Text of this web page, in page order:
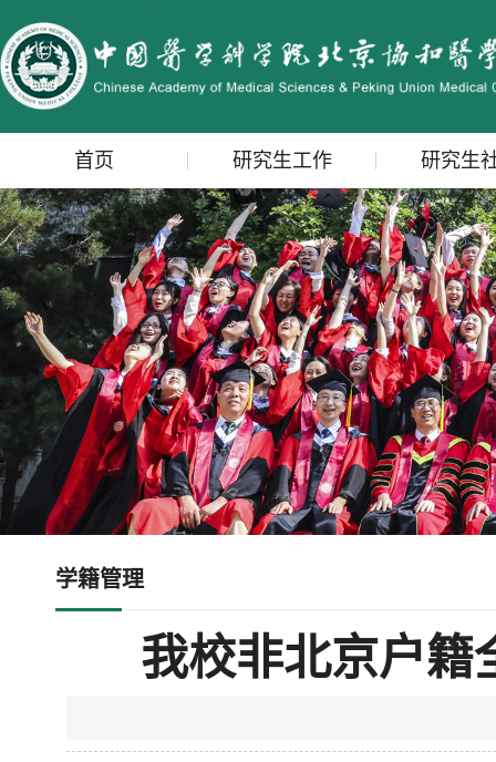
首页 研究生工作 研究生
学籍管理
我校非北京户籍